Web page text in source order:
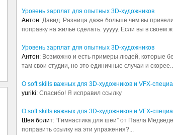
Уровень зарплат для опытных 3D-художников
Антон: Давид. Разница даже больше чем вы
поправку на жильё сделать. ууууу. Если вы в своем
Уровень зарплат для опытных 3D-художников
Антон: Возможно и есть примеры людей, которые
там свои студии, но это единичные случаи и
О soft skills важных для 3D-художников и VFX-
yuriki: Спасибо! Я исправил ссылку
О soft skills важных для 3D-художников и VFX-
Шея болит: “Гимнастика для шеи” от Павла
поправить ссылку на эти упражения?...